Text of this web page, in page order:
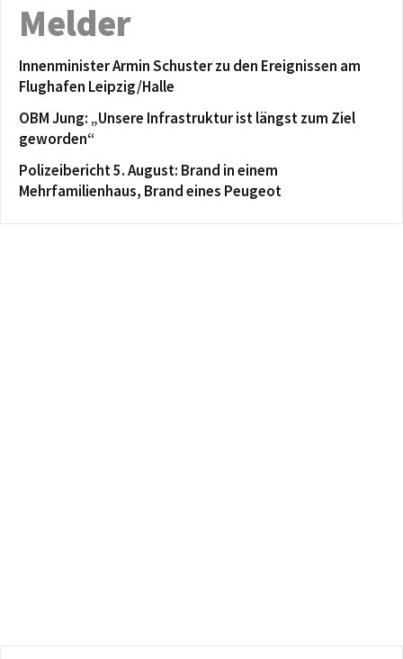
Melder
Innenminister Armin Schuster zu den Ereignissen am
Flughafen Leipzig/Halle
OBM Jung: „Unsere Infrastruktur ist längst zum Ziel
geworden“
Polizeibericht 5. August: Brand in einem
Mehrfamilienhaus, Brand eines Peugeot